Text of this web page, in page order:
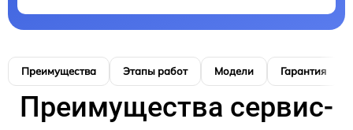
Преимущества Этапы работ Модели Гарантия
Преимущества сервис-